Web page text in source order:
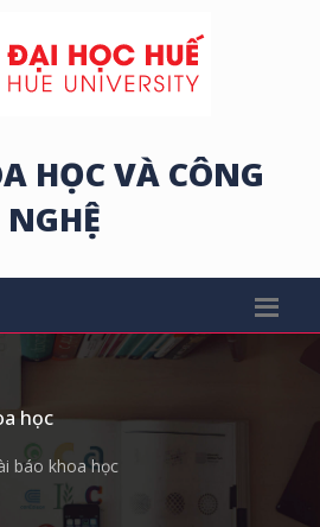
HỌC VÀ CÔNG
NGHỆ
học
báo khoa học